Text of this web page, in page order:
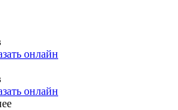
онлайн
онлайн